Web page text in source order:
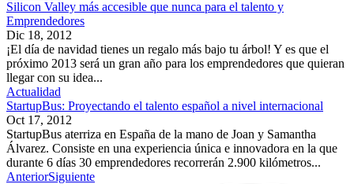
Silicon Valley más accesible que nunca para el talento y
Emprendedores
Dic 18, 2012
¡El día de navidad tienes un regalo más bajo tu árbol! Y es que el
próximo 2013 será un gran año para los emprendedores que quieran
llegar con su idea...
Actualidad
StartupBus: Proyectando el talento español a nivel internacional
Oct 17, 2012
StartupBus aterriza en España de la mano de Joan y Samantha
Álvarez. Consiste en una experiencia única e innovadora en la que
durante 6 días 30 emprendedores recorrerán 2.900 kilómetros...
AnteriorSiguiente